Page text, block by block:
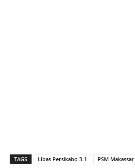
TAGS Libas Persikabo 3-1 PSM Makassar